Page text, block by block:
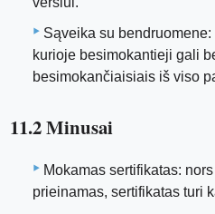
Sąveika su bendruomene:
kurioje besimokantieji gali
besimokančiaisiais iš viso
11.2 Minusai
Mokamas sertifikatas:
prieinamas, sertifikatas turi